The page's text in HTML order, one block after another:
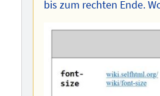
bis zum rechten Ende.